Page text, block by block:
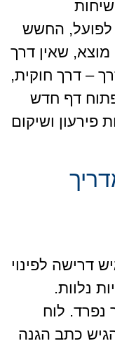
לפועל, החשש
שאין דרך
– דרך חוקית,
דף חדש
פירעון ושיקום
דרישה לפינוי
נלוות.
נפרד. לוח
כתב הגנה